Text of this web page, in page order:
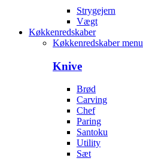
Strygejern
Vægt
Køkkenredskaber
Køkkenredskaber menu
Knive
Brød
Carving
Chef
Paring
Santoku
Utility
Sæt